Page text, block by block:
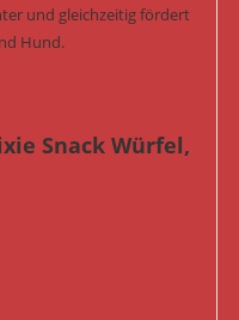
und gleichzeitig fördert
Hund.
Snack Würfel,